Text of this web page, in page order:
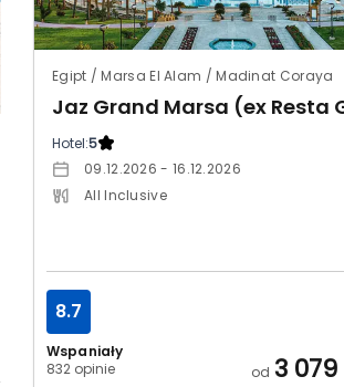
Egipt / Marsa El Alam / Madinat Coraya
Hotel:5
09.12.2026 - 16.12.2026
All Inclusive
Wspaniały
832 opinie
8.7
od 3 079